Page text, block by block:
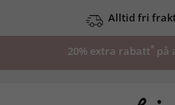
Alltid fri frakt
20% extra rabatt*på